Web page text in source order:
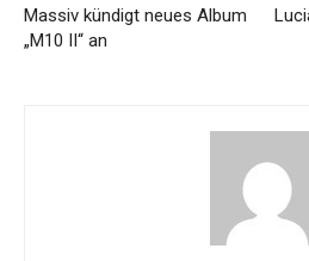
Massiv kündigt neues Album
„M10 II“ an